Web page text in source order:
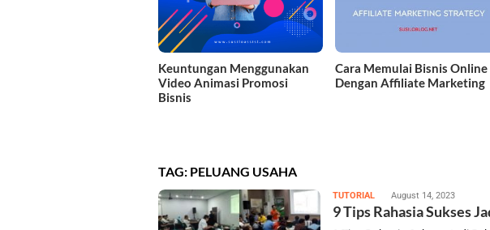
Keuntungan Menggunakan
Video Animasi Promosi
Bisnis
Cara Memulai Bisnis Online
Dengan Affiliate Marketing
TAG: PELUANG USAHA
TUTORIALsusiloAugust 14, 2023
9 Tips Rahasia Sukses